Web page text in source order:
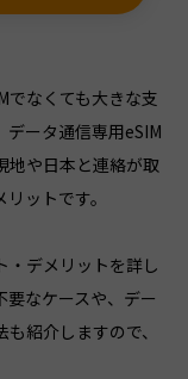
でなくても大きな支
データ通信専用eSIM
地や日本と連絡が取
ットです。
・デメリットを詳し
要なケースや、デー
紹介しますので、